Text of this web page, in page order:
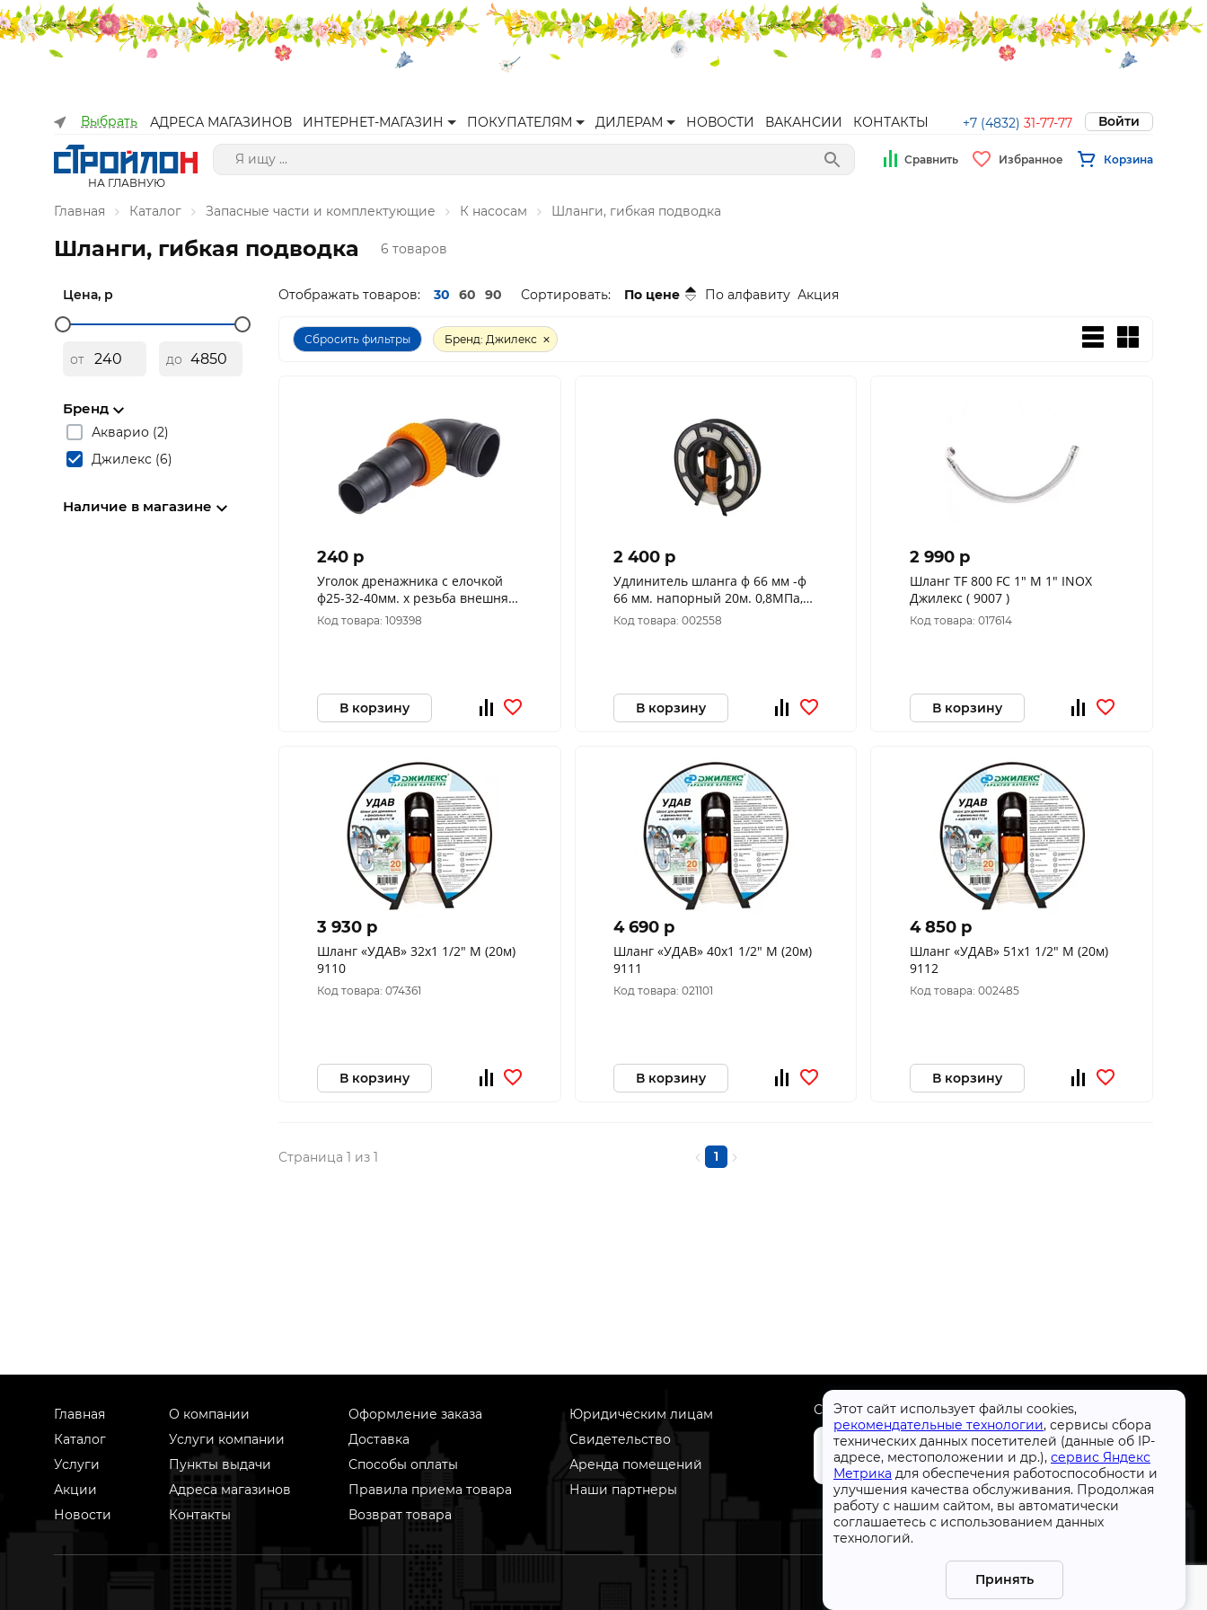
Выбрать АДРЕСА МАГАЗИНОВ ИНТЕРНЕТ-МАГАЗИН ПОКУПАТЕЛЯМ ДИЛЕРАМ НОВОСТИ ВАКАНСИИ КОНТАКТЫ +7 (4832) 31-77-77 Войти
НА ГЛАВНУЮ
Сравнить Избранное Корзина
Главная Каталог Запасные части и комплектующие К насосам Шланги, гибкая подводка
Этот сайт использует файлы cookies,
рекомендательные технологии, сервисы сбора
технических данных посетителей (данные об IP-
адресе, местоположении и др.), сервис Яндекс
Метрика для обеспечения работоспособности и
улучшения качества обслуживания. Продолжая
работу с нашим сайтом, вы автоматически
соглашаетесь с использованием данных
технологий.
Принять
Шланги, гибкая подводка 6 товаров
Цена, р
от до
Бренд
Акварио (2)
Джилекс (6)
Наличие в магазине
Отображать товаров: 30 60 90 Сортировать: По цене По алфавиту Акция
Сбросить фильтры Бренд: Джилекс
240 p
Уголок дренажника с елочкой
ф25-32-40мм. х резьба внешняя
Код товара: 109398
В корзину
2 400 p
Удлинитель шланга ф 66 мм -ф
66 мм. напорный 20м. 0,8МПа,
3,9кг.( 9035 )
Код товара: 002558
В корзину
2 990 p
Шланг TF 800 FC 1" М 1" INOX
Джилекс ( 9007 )
Код товара: 017614
В корзину
3 930 p
Шланг «УДАВ» 32х1 1/2" М (20м)
9110
Код товара: 074361
В корзину
4 690 p
Шланг «УДАВ» 40х1 1/2" М (20м)
9111
Код товара: 021101
В корзину
4 850 p
Шланг «УДАВ» 51х1 1/2" М (20м)
9112
Код товара: 002485
В корзину
Страница 1 из 1 1
Главная
Каталог
Услуги
Акции
Новости
О компании
Услуги компании
Пункты выдачи
Адреса магазинов
Контакты
Оформление заказа
Доставка
Способы оплаты
Правила приема товара
Возврат товара
Юридическим лицам
Свидетельство
Аренда помещений
Наши партнеры
Скачать приложение
+7 (4832) 31-77-77